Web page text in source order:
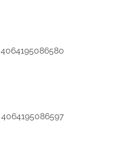
4064195086580
4064195086597